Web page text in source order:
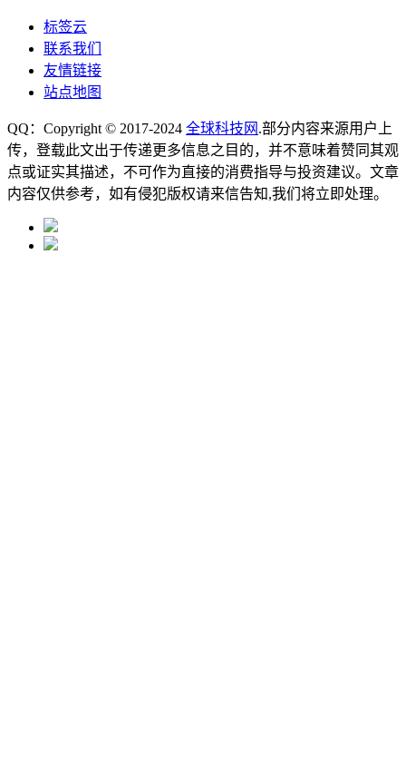
标签云
联系我们
友情链接
站点地图
QQ：Copyright © 2017-2024 全球科技网 .部分内容来源用户上
传，登载此文出于传递更多信息之目的，并不意味着赞同其观
点或证实其描述，不可作为直接的消费指导与投资建议。文章
内容仅供参考，如有侵犯版权请来信告知,我们将立即处理。